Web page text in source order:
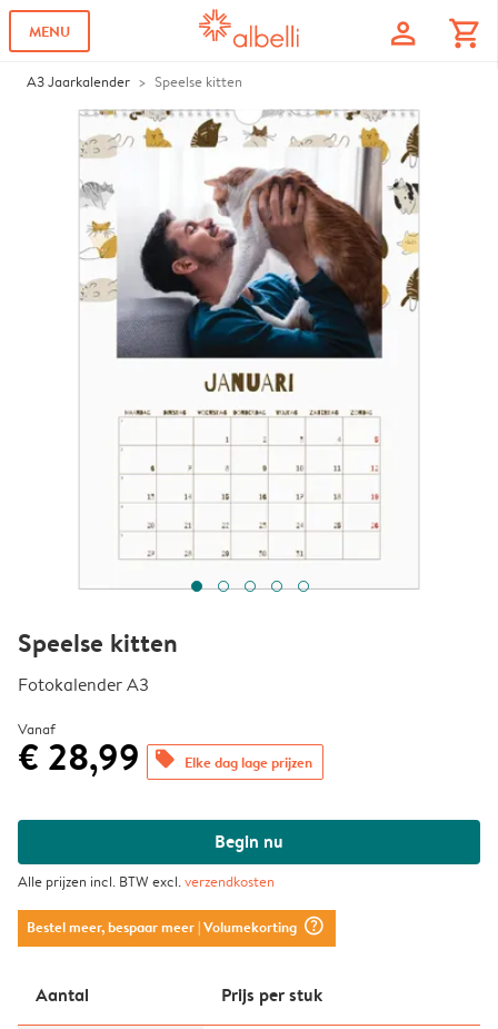
MENU profile shopping_cart
A3 Jaarkalender Speelse kitten
Speelse kitten
Fotokalender A3
Vanaf
€ 28,99 offers Elke dag lage prijzen
Begin nu
Alle prijzen incl. BTW excl.verzendkosten
Bestel meer, bespaar meer| Volumekorting question_mark_circle
Aantal Prijs per stuk